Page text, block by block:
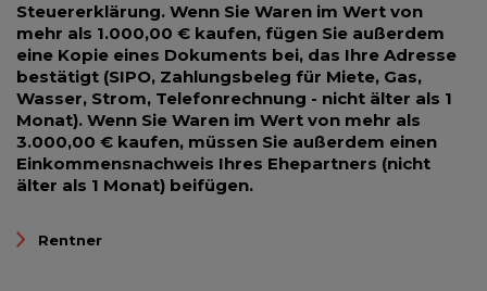
Steuererklärung. Wenn Sie Waren im Wert von
mehr als 1.000,00 € kaufen, fügen Sie außerdem
eine Kopie eines Dokuments bei, das Ihre Adresse
bestätigt (SIPO, Zahlungsbeleg für Miete, Gas,
Wasser, Strom, Telefonrechnung - nicht älter als 1
Monat). Wenn Sie Waren im Wert von mehr als
3.000,00 € kaufen, müssen Sie außerdem einen
Einkommensnachweis Ihres Ehepartners (nicht
älter als 1 Monat) beifügen.
Rentner